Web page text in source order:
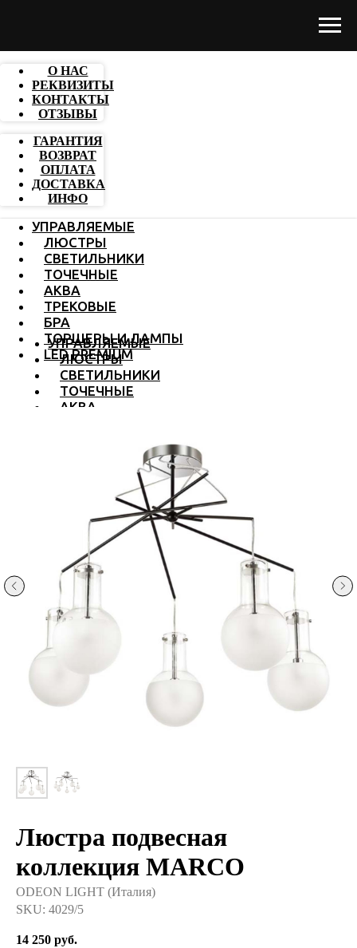
О НАС
РЕКВИЗИТЫ
КОНТАКТЫ
ОТЗЫВЫ
ГАРАНТИЯ
ВОЗВРАТ
ОПЛАТА
ДОСТАВКА
ИНФО
УПРАВЛЯЕМЫЕ
ЛЮСТРЫ
СВЕТИЛЬНИКИ
ТОЧЕЧНЫЕ
АКВА
ТРЕКОВЫЕ
БРА
ТОРШЕРЫ И ЛАМПЫ
LED PREMIUM
УПРАВЛЯЕМЫЕ
ЛЮСТРЫ
СВЕТИЛЬНИКИ
ТОЧЕЧНЫЕ
АКВА
ТОРШЕРЫ И ЛАМПЫ
LED PREMIUM
Люстра подвесная
коллекция MARCO
ODEON LIGHT (Италия)
SKU: 4029/5
14 250 руб.